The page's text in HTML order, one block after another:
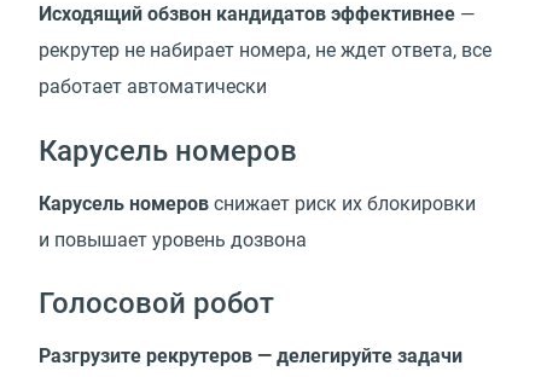
Исходящий обзвон кандидатов эффективнее —
рекрутер не набирает номера, не ждет ответа, все
работает автоматически
Карусель номеров
Карусель номеров снижает риск их блокировки
и повышает уровень дозвона
Голосовой робот
Разгрузите рекрутеров — делегируйте задачи